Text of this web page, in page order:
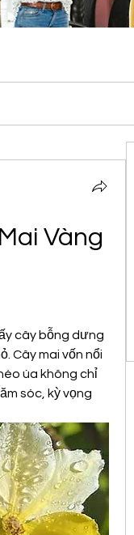
Vàng
cây bỗng dưng
Cây mai vốn nổi
úa không chỉ
sóc, kỳ vọng